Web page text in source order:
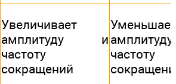
Увеличивает
амплитуду и
частоту
сокращений
Уменьшает
частоту